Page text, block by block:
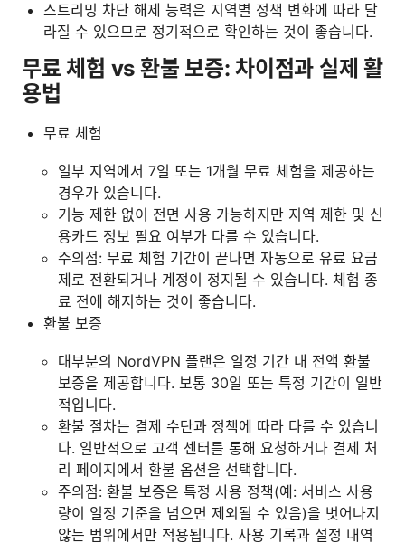
스트리밍 차단 해제 능력은 지역별 정책 변화에 따라 달
라질 수 있으므로 정기적으로 확인하는 것이 좋습니다.
무료 체험 vs 환불 보증: 차이점과 실제 활
용법
무료 체험
일부 지역에서 7일 또는 1개월 무료 체험을 제공하는
경우가 있습니다.
기능 제한 없이 전면 사용 가능하지만 지역 제한 및 신
용카드 정보 필요 여부가 다를 수 있습니다.
주의점: 무료 체험 기간이 끝나면 자동으로 유료 요금
제로 전환되거나 계정이 정지될 수 있습니다. 체험 종
료 전에 해지하는 것이 좋습니다.
환불 보증
대부분의 NordVPN 플랜은 일정 기간 내 전액 환불
보증을 제공합니다. 보통 30일 또는 특정 기간이 일반
적입니다.
환불 절차는 결제 수단과 정책에 따라 다를 수 있습니
다. 일반적으로 고객 센터를 통해 요청하거나 결제 처
리 페이지에서 환불 옵션을 선택합니다.
주의점: 환불 보증은 특정 사용 정책(예: 서비스 사용
량이 일정 기준을 넘으면 제외될 수 있음)을 벗어나지
않는 범위에서만 적용됩니다. 사용 기록과 설정 내역